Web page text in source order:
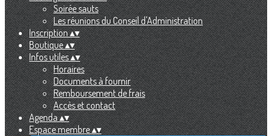
Soirée sauts
Les réunions du Conseil d'Administration
Inscription▴▾
Boutique▴▾
Infos utiles▴▾
Horaires
Documents à fournir
Remboursement de frais
Accès et contact
Agenda▴▾
Espace membre▴▾